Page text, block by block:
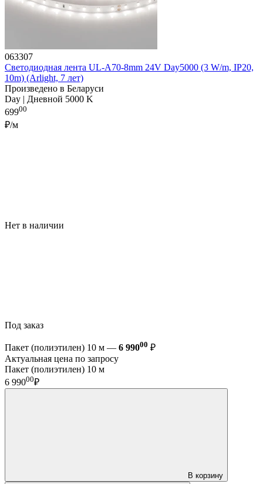
063307
Светодиодная лента UL-A70-8mm 24V Day5000 (3 W/m, IP20,
10m) (Arlight, 7 лет)
Произведено в Беларуси
Day | Дневной 5000 K
69900
₽/м
Нет в наличии
Под заказ
Пакет (полиэтилен) 10 м — 6 99000 ₽
Актуальная цена по запросу
Пакет (полиэтилен) 10 м
6 99000₽
В корзину